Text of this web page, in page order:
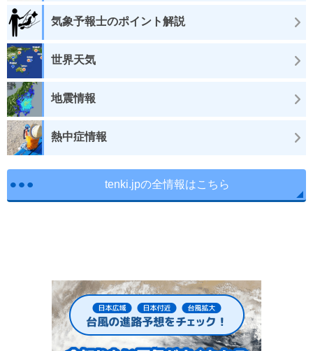
気象予報士のポイント解説
世界天気
地震情報
熱中症情報
tenki.jpの全情報はこちら